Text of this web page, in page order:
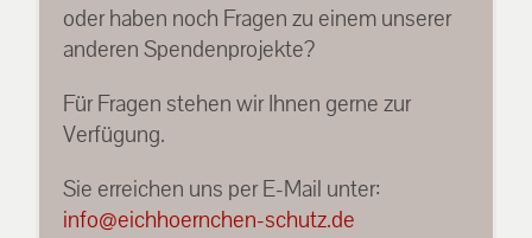
oder haben noch Fragen zu einem unserer
anderen Spendenprojekte?
Für Fragen stehen wir Ihnen gerne zur
Verfügung.
Sie erreichen uns per E-Mail unter:
info@eichhoernchen-schutz.de